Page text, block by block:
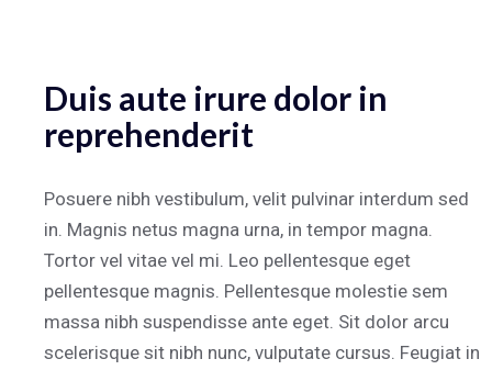
Duis aute irure dolor in
reprehenderit
Posuere nibh vestibulum, velit pulvinar interdum sed
in. Magnis netus magna urna, in tempor magna.
Tortor vel vitae vel mi. Leo pellentesque eget
pellentesque magnis. Pellentesque molestie sem
massa nibh suspendisse ante eget. Sit dolor arcu
scelerisque sit nibh nunc, vulputate cursus. Feugiat in